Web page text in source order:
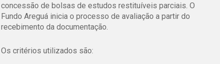
concessão de bolsas de estudos restituíveis parciais. O
Fundo Areguá inicia o processo de avaliação a partir do
recebimento da documentação.
Os critérios utilizados são: